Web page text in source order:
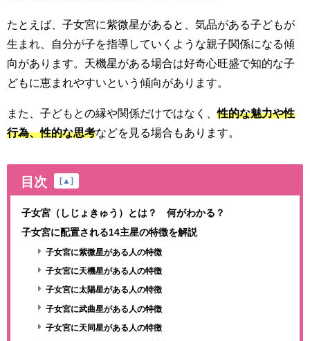
たとえば、子女宮に紫微星があると、気品がある子どもが
生まれ、自分が子を指導していくような親子関係になる傾
向があります。天機星がある場合は好奇心旺盛で知的な子
どもに恵まれやすいという傾向があります。
また、子どもとの縁や関係だけではなく、性的な魅力や性
行為、性的な思考などを見る場合もあります。
目次 [ ▲ ]
子女宮（しじょきゅう）とは？ 何がわかる？
子女宮に配置される14主星の特徴を解説
子女宮に紫微星がある人の特徴
子女宮に天機星がある人の特徴
子女宮に太陽星がある人の特徴
子女宮に武曲星がある人の特徴
子女宮に天同星がある人の特徴